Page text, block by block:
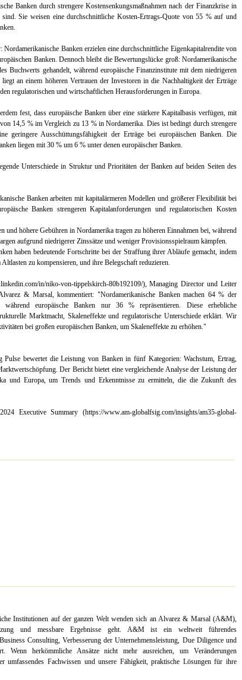
Banken durch strengere Kostensenkungsmaßnahmen nach der Finanzkrise in
Sie weisen eine durchschnittliche Kosten-Ertrags-Quote von 55 % auf und
Nordamerikanische Banken erzielen eine durchschnittliche Eigenkapitalrendite von
Banken. Dennoch bleibt die Bewertungslücke groß: Nordamerikanische
Buchwerts gehandelt, während europäische Finanzinstitute mit dem niedrigeren
an einem höheren Vertrauen der Investoren in die Nachhaltigkeit der Erträge
regulatorischen und wirtschaftlichen Herausforderungen in Europa.
fest, dass europäische Banken über eine stärkere Kapitalbasis verfügen, mit
14,5 % im Vergleich zu 13 % in Nordamerika. Dies ist bedingt durch strengere
geringere Ausschüttungsfähigkeit der Erträge bei europäischen Banken. Die
liegen mit 30 % um 6 % unter denen europäischer Banken.
Unterschiede in Struktur und Prioritäten der Banken auf beiden Seiten des
Banken arbeiten mit kapitalärmeren Modellen und größerer Flexibilität bei
Banken strengeren Kapitalanforderungen und regulatorischen Kosten
und höhere Gebühren in Nordamerika tragen zu höheren Einnahmen bei, während
aufgrund niedrigerer Zinssätze und weniger Provisionsspielraum kämpfen.
haben bedeutende Fortschritte bei der Straffung ihrer Abläufe gemacht, indem
zu kompensieren, und ihre Belegschaft reduzieren.
in/niko-von-tippelskirch-80b192109/), Managing Director und Leiter
& Marsal, kommentiert: "Nordamerikanische Banken machen 64 % der
während europäische Banken nur 36 % repräsentieren. Diese erhebliche
Marktmacht, Skaleneffekte und regulatorische Unterschiede erklärt. Wir
bei großen europäischen Banken, um Skaleneffekte zu erhöhen."
bewertet die Leistung von Banken in fünf Kategorien: Wachstum, Ertrag,
Der Bericht bietet eine vergleichende Analyse der Leistung der
und Europa, um Trends und Erkenntnisse zu ermitteln, die die Zukunft des
Executive Summary (https://www.am-globalfsig.com/insights/am35-global-
Institutionen auf der ganzen Welt wenden sich an Alvarez & Marsal (A&M),
und messbare Ergebnisse geht. A&M ist ein weltweit führendes
Consulting, Verbesserung der Unternehmensleistung, Due Diligence und
Wenn herkömmliche Ansätze nicht mehr ausreichen, um Veränderungen
umfassendes Fachwissen und unsere Fähigkeit, praktische Lösungen für ihre